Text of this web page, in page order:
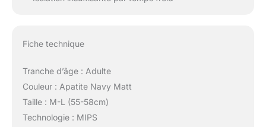
Fiche technique
Tranche d’âge : Adulte
Couleur : Apatite Navy Matt
Taille : M-L (55-58cm)
Technologie : MIPS